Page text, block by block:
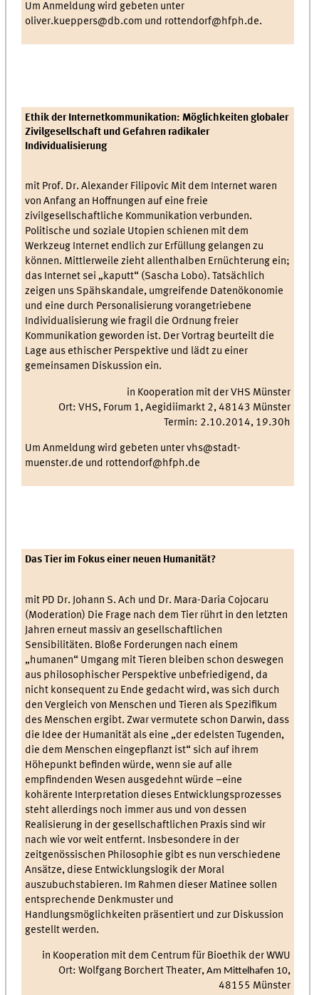
Um Anmeldung wird gebeten unter
oliver.kueppers@db.com und rottendorf@hfph.de.
Ethik der Internetkommunikation: Möglichkeiten globaler
Zivilgesellschaft und Gefahren radikaler
Individualisierung
mit Prof. Dr. Alexander Filipovic Mit dem Internet waren
von Anfang an Hoffnungen auf eine freie
zivilgesellschaftliche Kommunikation verbunden.
Politische und soziale Utopien schienen mit dem
Werkzeug Internet endlich zur Erfüllung gelangen zu
können. Mittlerweile zieht allenthalben Ernüchterung ein;
das Internet sei „kaputt“ (Sascha Lobo). Tatsächlich
zeigen uns Spähskandale, umgreifende Datenökonomie
und eine durch Personalisierung vorangetriebene
Individualisierung wie fragil die Ordnung freier
Kommunikation geworden ist. Der Vortrag beurteilt die
Lage aus ethischer Perspektive und lädt zu einer
gemeinsamen Diskussion ein.
in Kooperation mit der VHS Münster
Ort: VHS, Forum 1, Aegidiimarkt 2, 48143 Münster
Termin: 2.10.2014, 19.30h
Um Anmeldung wird gebeten unter vhs@stadt-
muenster.de und rottendorf@hfph.de
Das Tier im Fokus einer neuen Humanität?
mit PD Dr. Johann S. Ach und Dr. Mara-Daria Cojocaru
(Moderation) Die Frage nach dem Tier rührt in den letzten
Jahren erneut massiv an gesellschaftlichen
Sensibilitäten. Bloße Forderungen nach einem
„humanen“ Umgang mit Tieren bleiben schon deswegen
aus philosophischer Perspektive unbefriedigend, da
nicht konsequent zu Ende gedacht wird, was sich durch
den Vergleich von Menschen und Tieren als Spezifikum
des Menschen ergibt. Zwar vermutete schon Darwin, dass
die Idee der Humanität als eine „der edelsten Tugenden,
die dem Menschen eingepflanzt ist“ sich auf ihrem
Höhepunkt befinden würde, wenn sie auf alle
empfindenden Wesen ausgedehnt würde –eine
kohärente Interpretation dieses Entwicklungsprozesses
steht allerdings noch immer aus und von dessen
Realisierung in der gesellschaftlichen Praxis sind wir
nach wie vor weit entfernt. Insbesondere in der
zeitgenössischen Philosophie gibt es nun verschiedene
Ansätze, diese Entwicklungslogik der Moral
auszubuchstabieren. Im Rahmen dieser Matinee sollen
entsprechende Denkmuster und
Handlungsmöglichkeiten präsentiert und zur Diskussion
gestellt werden.
in Kooperation mit dem Centrum für Bioethik der WWU
Ort: Wolfgang Borchert Theater,Am Mittelhafen 10,
48155 Münster